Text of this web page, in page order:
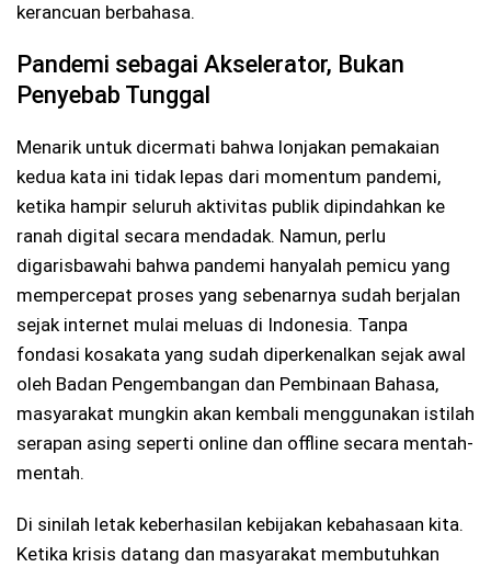
kerancuan berbahasa.
Pandemi sebagai Akselerator, Bukan
Penyebab Tunggal
Menarik untuk dicermati bahwa lonjakan pemakaian
kedua kata ini tidak lepas dari momentum pandemi,
ketika hampir seluruh aktivitas publik dipindahkan ke
ranah digital secara mendadak. Namun, perlu
digarisbawahi bahwa pandemi hanyalah pemicu yang
mempercepat proses yang sebenarnya sudah berjalan
sejak internet mulai meluas di Indonesia. Tanpa
fondasi kosakata yang sudah diperkenalkan sejak awal
oleh Badan Pengembangan dan Pembinaan Bahasa,
masyarakat mungkin akan kembali menggunakan istilah
serapan asing seperti online dan offline secara mentah-
mentah.
Di sinilah letak keberhasilan kebijakan kebahasaan kita.
Ketika krisis datang dan masyarakat membutuhkan